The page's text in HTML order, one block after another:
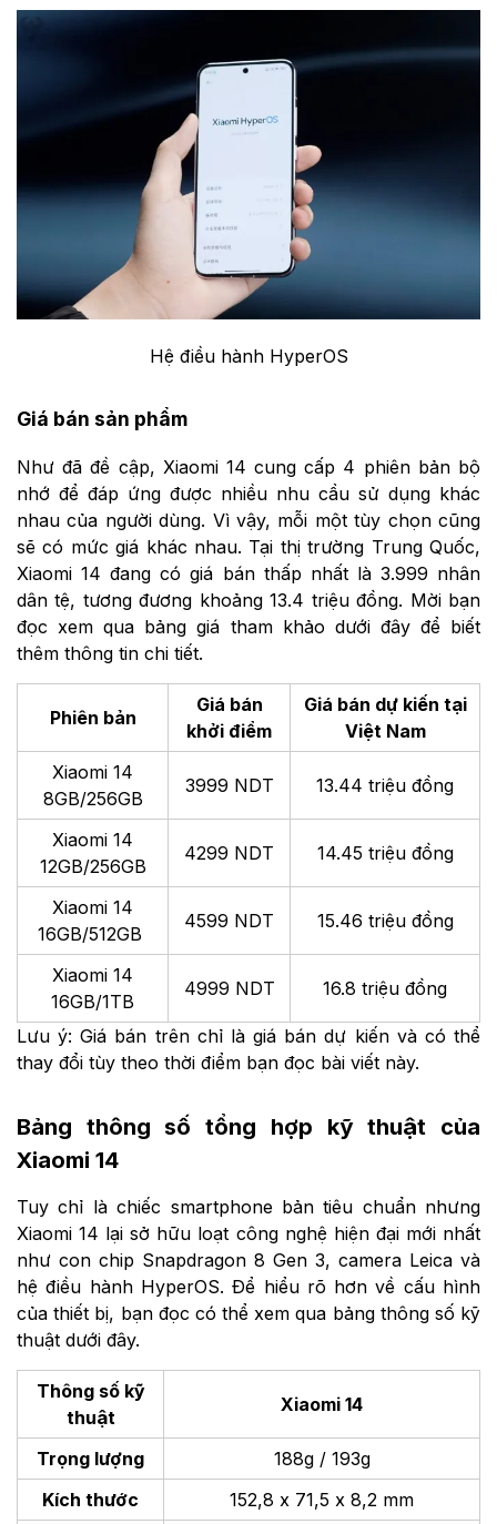
Hệ điều hành HyperOS
Giá bán sản phẩm
Như đã đề cập, Xiaomi 14 cung cấp 4 phiên bản bộ
nhớ để đáp ứng được nhiều nhu cầu sử dụng khác
nhau của người dùng. Vì vậy, mỗi một tùy chọn cũng
sẽ có mức giá khác nhau. Tại thị trường Trung Quốc,
Xiaomi 14 đang có giá bán thấp nhất là 3.999 nhân
dân tệ, tương đương khoảng 13.4 triệu đồng. Mời bạn
đọc xem qua bảng giá tham khảo dưới đây để biết
thêm thông tin chi tiết.
Phiên bản
Giá bán
khởi điểm
Giá bán dự kiến tại
Việt Nam
Xiaomi 14
8GB/256GB
3999 NDT 13.44 triệu đồng
Xiaomi 14
12GB/256GB
4299 NDT 14.45 triệu đồng
Xiaomi 14
16GB/512GB
4599 NDT 15.46 triệu đồng
Xiaomi 14
16GB/1TB
4999 NDT 16.8 triệu đồng
Lưu ý: Giá bán trên chỉ là giá bán dự kiến và có thể
thay đổi tùy theo thời điểm bạn đọc bài viết này.
Bảng thông số tổng hợp kỹ thuật của
Xiaomi 14
Tuy chỉ là chiếc smartphone bản tiêu chuẩn nhưng
Xiaomi 14 lại sở hữu loạt công nghệ hiện đại mới nhất
như con chip Snapdragon 8 Gen 3, camera Leica và
hệ điều hành HyperOS. Để hiểu rõ hơn về cấu hình
của thiết bị, bạn đọc có thể xem qua bảng thông số kỹ
thuật dưới đây.
Thông số kỹ
thuật
Xiaomi 14
Trọng lượng
188g / 193g
Kích thước
152,8 x 71,5 x 8,2 mm